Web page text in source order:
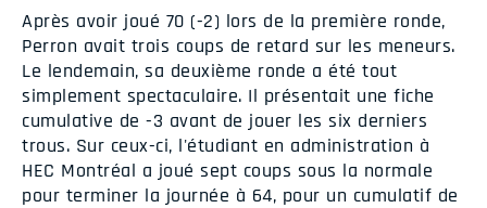
Après avoir joué 70 (-2) lors de la première ronde,
Perron avait trois coups de retard sur les meneurs.
Le lendemain, sa deuxième ronde a été tout
simplement spectaculaire. Il présentait une fiche
cumulative de -3 avant de jouer les six derniers
trous. Sur ceux-ci, l'étudiant en administration à
HEC Montréal a joué sept coups sous la normale
pour terminer la journée à 64, pour un cumulatif de